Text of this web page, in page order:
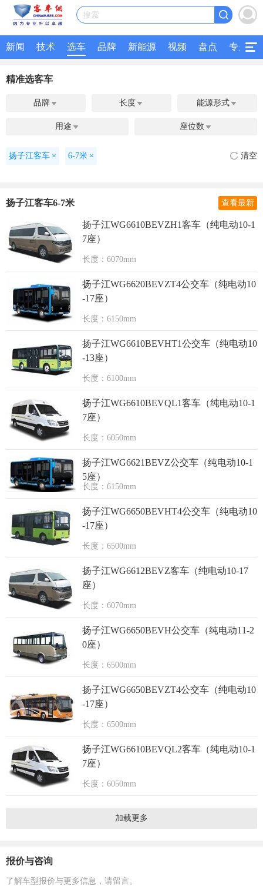
搜索
新闻 技术 选车 品牌 新能源 视频 盘点 专题
精准选客车
品牌  长度  能源形式 
用途  座位数 
扬子江客车 × 6-7米 × 清空
扬子江客车6-7米 查看最新
扬子江WG6610BEVZH1客车（纯电动10-1
7座）
长度：6070mm
扬子江WG6620BEVZT4公交车（纯电动10
-17座）
长度：6150mm
扬子江WG6610BEVHT1公交车（纯电动10
-13座）
长度：6100mm
扬子江WG6610BEVQL1客车（纯电动10-1
7座）
长度：6050mm
扬子江WG6621BEVZ公交车（纯电动10-1
5座）
长度：6150mm
扬子江WG6650BEVHT4公交车（纯电动10
-17座）
长度：6500mm
扬子江WG6612BEVZ客车（纯电动10-17
座）
长度：6070mm
扬子江WG6650BEVH公交车（纯电动11-2
0座）
长度：6500mm
扬子江WG6650BEVZT4公交车（纯电动10
-17座）
长度：6500mm
扬子江WG6610BEVQL2客车（纯电动10-1
7座）
长度：6050mm
加载更多
报价与咨询
了解车型报价与更多信息，请留言。